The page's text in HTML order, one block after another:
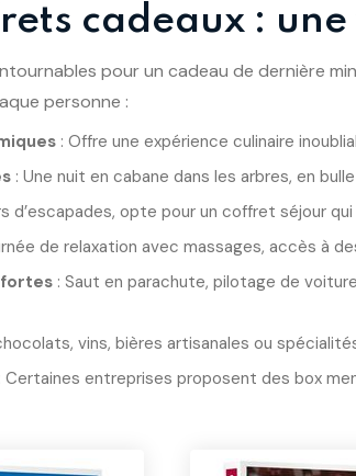
cadeaux :
pour un cadeau de dernière
personne :
: Offre une expérience culinaire
: Une nuit en cabane dans les arbres, en
d’escapades, opte pour un coffret séjour
de relaxation avec massages, accès à
fortes : Saut en parachute, pilotage de
vins, bières artisanales ou
: Certaines entreprises proposent des box